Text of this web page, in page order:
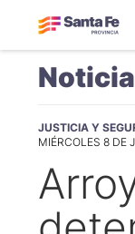
JUSTICIA Y
MIÉRCOLES 8 DE